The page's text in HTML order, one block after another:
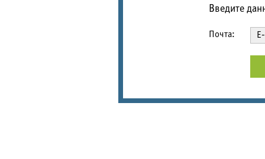
Введите
Почта: